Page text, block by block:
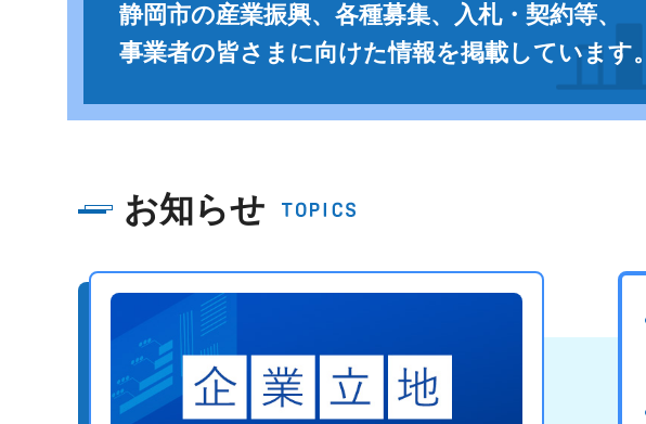
静岡市の産業振興、各種募集、入札・契約等、
事業者の皆さまに向けた情報を掲載しています。
お知らせ